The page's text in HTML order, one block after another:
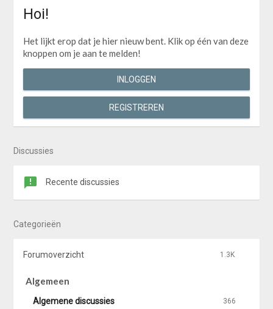
Hoi!
Het lijkt erop dat je hier nieuw bent. Klik op één van deze
knoppen om je aan te melden!
INLOGGEN
REGISTREREN
Discussies
Recente discussies
Categorieën
1.3K
Forumoverzicht
Algemeen
366
Algemene discussies